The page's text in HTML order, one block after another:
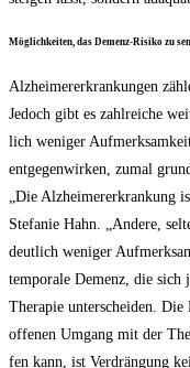
Mög­lich­kei­ten, das Demenz-Risi­ko zu
Alz­hei­mer­er­kran­kun­gen
Jedoch gibt es zahl­rei­che
lich weni­ger
ent­ge­gen­wir­ken, zumal
„Die Alz­hei­mer­er­kran­kung
Ste­fa­nie Hahn. „Ande­re,
deut­lich weni­ger
tem­po­ra­le Demenz, die
The­ra­pie unter­schei­den.
offe­nen Umgang mit der
fen kann, ist Ver­drän­gung